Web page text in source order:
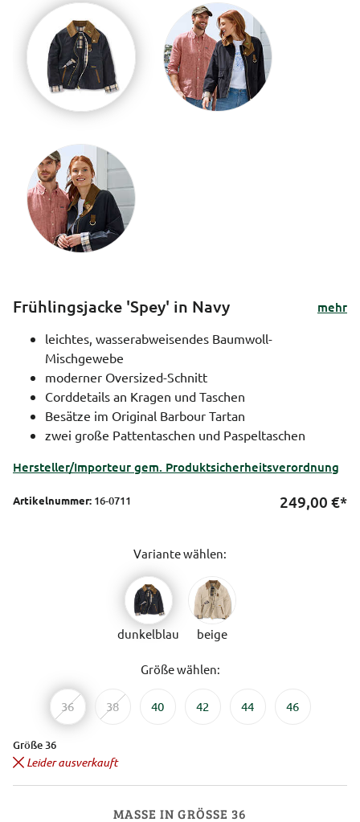
Frühlingsjacke 'Spey' in Navy
mehr
leichtes, wasserabweisendes Baumwoll-
Mischgewebe
moderner Oversized-Schnitt
Corddetails an Kragen und Taschen
Besätze im Original Barbour Tartan
zwei große Pattentaschen und Paspeltaschen
Hersteller/Importeur gem. Produktsicherheitsverordnung
Artikelnummer: 16-0711 249,00 €*
Variante wählen:
dunkelblau beige
Größe wählen:
36 38 40 42 44 46
Größe 36
Leider ausverkauft
MASSE IN GRÖSSE 36